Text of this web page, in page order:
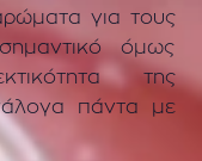
για τους
όμως
της
πάντα με